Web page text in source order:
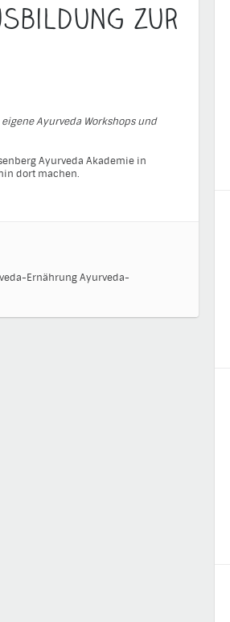
zur
Ayurveda Workshops und
Ayurveda Akademie in
dort machen.
ErnährungAyurveda-